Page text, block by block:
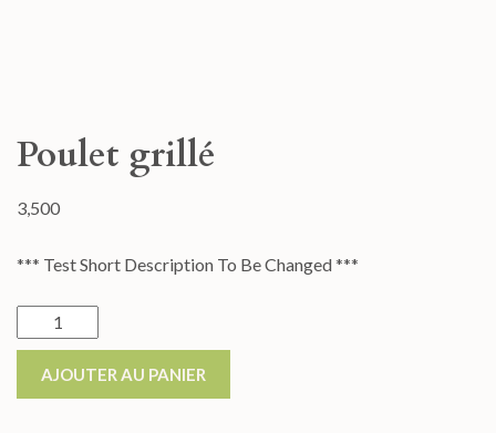
Poulet grillé
3,500
*** Test Short Description To Be Changed ***
AJOUTER AU PANIER